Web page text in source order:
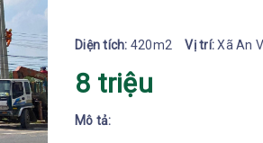
Diện tích: 420m2 Vị trí:Xã An
8 triệu
Mô tả: